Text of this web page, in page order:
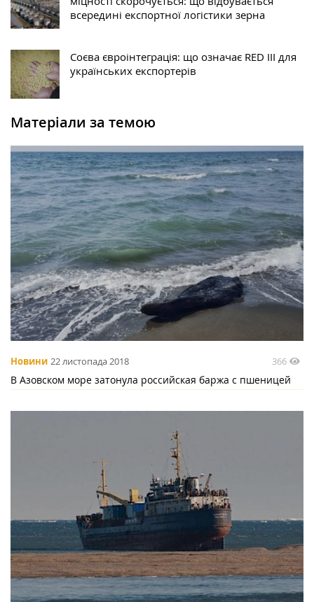
всередині експортної логістики зерна
Соєва євроінтеграція: що означає RED III для
українських експортерів
Матеріали за темою
Новини 22 листопада 2018 366
В Азовском море затонула российская баржа с пшеницей